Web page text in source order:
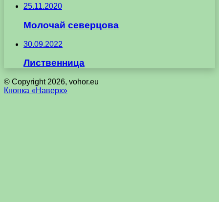
25.11.2020
Молочай северцова
30.09.2022
Лиственница
© Copyright 2026, vohor.eu
Кнопка «Наверх»